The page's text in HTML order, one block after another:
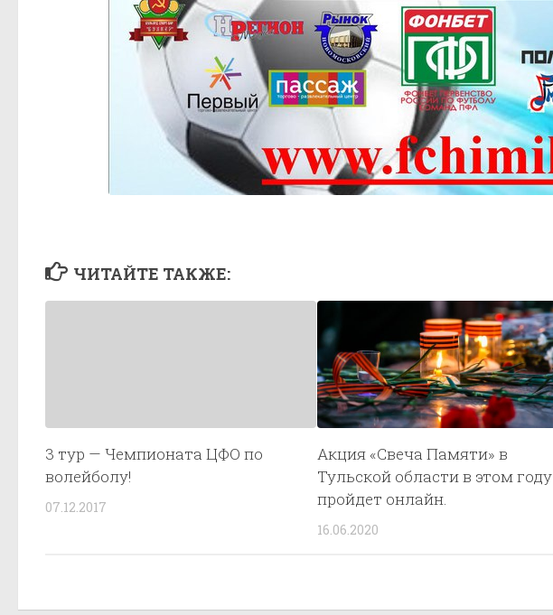
ЧИТАЙТЕ ТАКЖЕ:
3 тур — Чемпионата ЦФО по
волейболу!
07.12.2017
Акция «Свеча Памяти» в
Тульской области в этом году
пройдет онлайн.
16.06.2020